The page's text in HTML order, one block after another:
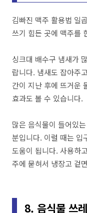
김빠진 맥주 활용법 일
쓰기 힘든 곳에 맥주를
싱크대 배수구 냄새가
랍니다. 냄새도 잡아주
간이 지난 후에 뜨거운
효과도 볼 수 있습니다.
많은 음식물이 들어있
분입니다. 이럴 때는 입
도움이 됩니다. 사용하
주에 묻혀서 냉장고 겉
8. 음식물 쓰